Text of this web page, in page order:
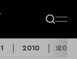
2010 2009